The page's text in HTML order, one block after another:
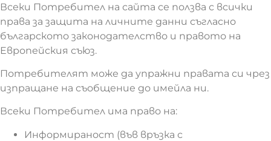
Всеки Потребител на сайта се ползва с всички
права за защита на личните данни съгласно
българското законодателство и правото на
Европейския съюз.
Потребителят може да упражни правата си чрез
изпращане на съобщение до имейла ни.
Всеки Потребител има право на:
Информираност (във връзка с